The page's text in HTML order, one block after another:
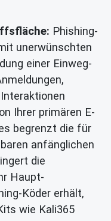
Phishing-
unerwünschten
einer Einweg-
Ihrer primären E-
begrenzt die für
anfänglichen
die
Haupt-
Köder erhält,
wie Kali365